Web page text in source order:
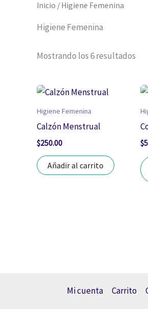
Inicio / Higiene Femenina
Higiene Femenina
Mostrando los 6 resultados
Higiene Femenina
Calzón Menstrual
$250.00
Añadir al carrito
$
Mi cuenta Carrito